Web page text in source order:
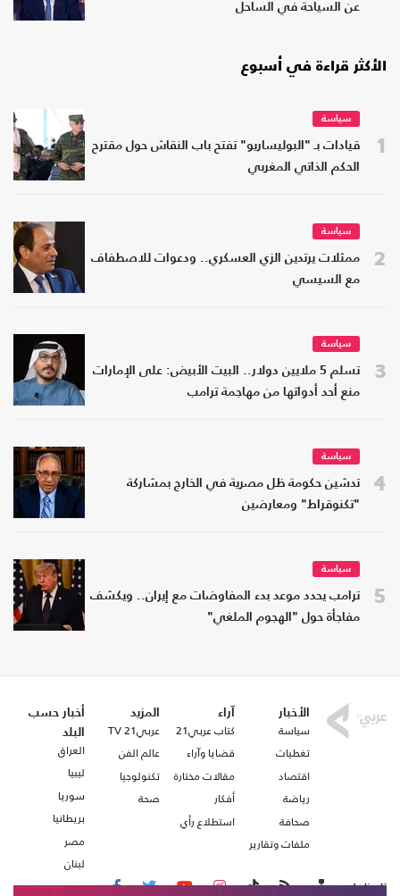
عن السياحة في الساحل
الأكثر قراءة في أسبوع
1
سياسة
قيادات بـ "البوليساريو" تفتح باب النقاش حول مقترح
الحكم الذاتي المغربي
2
سياسة
ممثلات يرتدين الزي العسكري.. ودعوات للاصطفاف
مع السيسي
3
سياسة
تسلم 5 ملايين دولار.. البيت الأبيض: على الإمارات
منع أحد أدواتها من مهاجمة ترامب
4
سياسة
تدشين حكومة ظل مصرية في الخارج بمشاركة
"تكنوقراط" ومعارضين
5
سياسة
ترامب يحدد موعد بدء المفاوضات مع إيران.. ويكشف
مفاجأة حول "الهجوم الملغي"
الأخبار
سياسة
تغطيات
اقتصاد
رياضة
صحافة
ملفات وتقارير
آراء
كتاب عربي21
قضايا وآراء
مقالات مختارة
أفكار
استطلاع رأي
المزيد
عربي21 TV
عالم الفن
تكنولوجيا
صحة
أخبار حسب
البلد
العراق
ليبيا
سوريا
بريطانيا
مصر
لبنان
تابعنا على